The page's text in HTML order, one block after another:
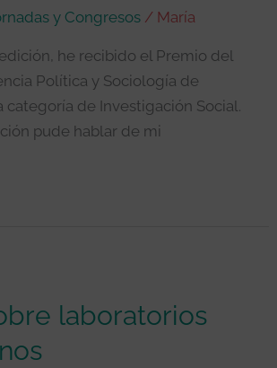
y Congresos / María
he recibido el Premio del
Política y Sociología de
categoría de Investigación Social.
pude hablar de mi
laboratorios